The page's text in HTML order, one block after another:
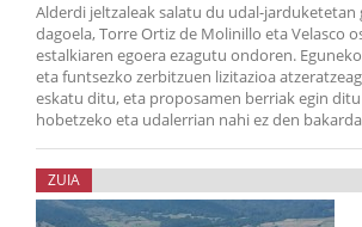
Alderdi jeltzaleak salatu du udal-jarduketetan
dagoela, Torre Ortiz de Molinillo eta Velasco
estalkiaren egoera ezagutu ondoren.
eta funtsezko zerbitzuen lizitazioa
eskatu ditu, eta proposamen berriak egin
hobetzeko eta udalerrian nahi ez den
ZUIA